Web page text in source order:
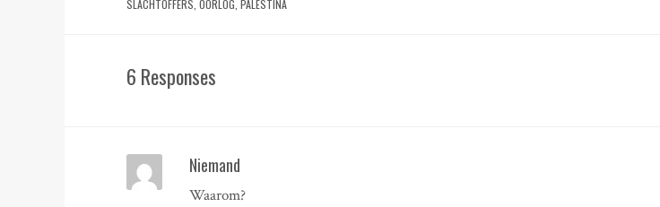
SLACHTOFFERS ,OORLOG ,PALESTINA
6 Responses
Niemand
Waarom?